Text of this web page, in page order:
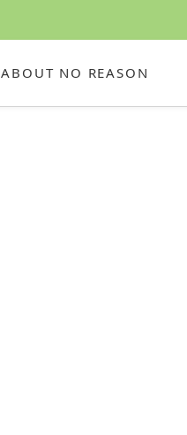
ABOUT NO REASON